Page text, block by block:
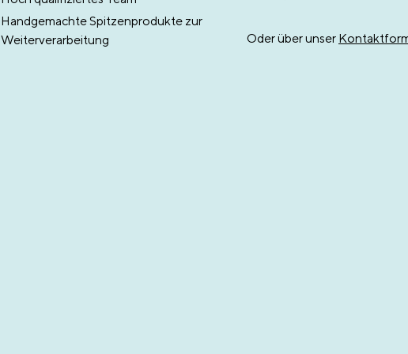
Handgemachte Spitzenprodukte zur
Weiterverarbeitung
Oder über unser